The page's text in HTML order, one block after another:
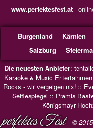
www.perfektesfest.at-
Burgenland
Kärnten
Salzburg
Die neuesten Anbieter:
Karaoke & Music
Rocks - wir vergeigen nix! ::
Selfiespiegel :: Pramis
Königsmayr
perfektes Fest- © 2015